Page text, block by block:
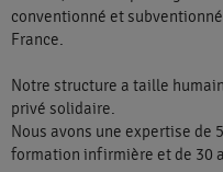
conventionné et
France.
Notre structure a taille
privé solidaire.
Nous avons une expertise de
formation infirmière et de 30